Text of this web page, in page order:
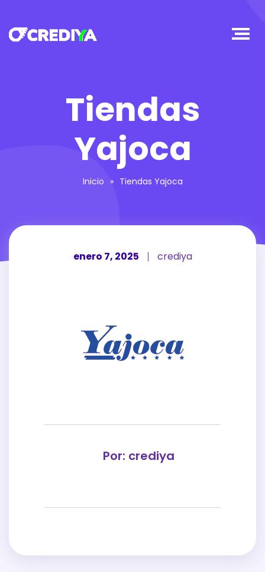
Tiendas
Yajoca
Inicio » Tiendas Yajoca
enero 7, 2025 crediya
Por: crediya